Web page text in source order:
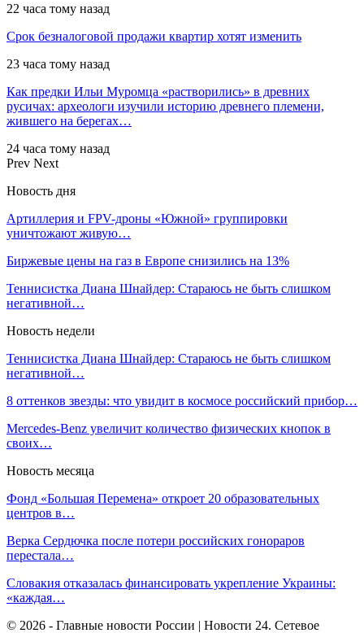
22 часа тому назад
Срок безналоговой продажи квартир хотят изменить
23 часа тому назад
Как предки Ильи Муромца «растворились» в древних
русичах: археологи изучили историю древнего племени,
жившего на берегах…
24 часа тому назад
Prev Next
Новость дня
Артиллерия и FPV-дроны «Южной» группировки
уничтожают живую…
Биржевые цены на газ в Европе снизились на 13%
Теннисистка Диана Шнайдер: Стараюсь не быть слишком
негативной…
Новость недели
Теннисистка Диана Шнайдер: Стараюсь не быть слишком
негативной…
8 оттенков звезды: что увидит в космосе российский прибор…
Mercedes-Benz увеличит количество физических кнопок в
своих…
Новость месяца
Фонд «Большая Перемена» откроет 20 образовательных
центров в…
Верка Сердючка после потери российских гонораров
перестала…
Словакия отказалась финансировать укрепление Украины:
«каждая…
© 2026 - Главные новости России | Новости 24. Сетевое